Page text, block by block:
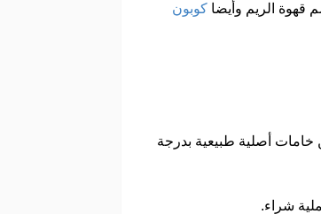
قهوة الريم وأيضا كوبون
خامات أصلية طبيعية بدرجة
شراء.